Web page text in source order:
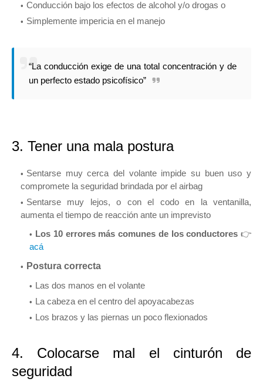
Conducción bajo los efectos de alcohol y/o drogas o
Simplemente impericia en el manejo
“La conducción exige de una total concentración y de
un perfecto estado psicofísico”
3. Tener una mala postura
Sentarse muy cerca del volante impide su buen uso y
compromete la seguridad brindada por el airbag
Sentarse muy lejos, o con el codo en la ventanilla,
aumenta el tiempo de reacción ante un imprevisto
Los 10 errores más comunes de los conductores 👉
acá
Postura correcta
Las dos manos en el volante
La cabeza en el centro del apoyacabezas
Los brazos y las piernas un poco flexionados
4. Colocarse mal el cinturón de
seguridad